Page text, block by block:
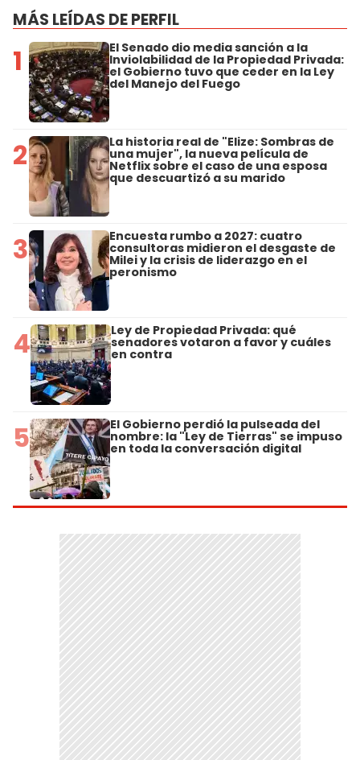
MÁS LEÍDAS DE PERFIL
1 El Senado dio media sanción a la
Inviolabilidad de la Propiedad Privada:
el Gobierno tuvo que ceder en la Ley
del Manejo del Fuego
2 La historia real de "Elize: Sombras de
una mujer", la nueva película de
Netflix sobre el caso de una esposa
que descuartizó a su marido
3 Encuesta rumbo a 2027: cuatro
consultoras midieron el desgaste de
Milei y la crisis de liderazgo en el
peronismo
4 Ley de Propiedad Privada: qué
senadores votaron a favor y cuáles
en contra
5 El Gobierno perdió la pulseada del
nombre: la "Ley de Tierras" se impuso
en toda la conversación digital